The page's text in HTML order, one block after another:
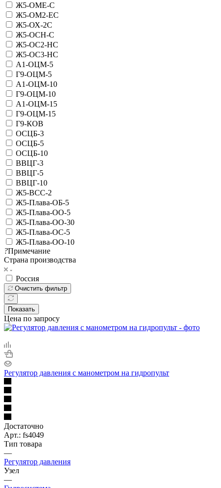
Ж5-ОМЕ-С
Ж5-ОМ2-ЕС
Ж5-ОХ-2С
Ж5-ОСН-С
Ж5-ОС2-НС
Ж5-ОС3-НС
А1-ОЦМ-5
Г9-ОЦМ-5
А1-ОЦМ-10
Г9-ОЦМ-10
А1-ОЦМ-15
Г9-ОЦМ-15
Г9-КОВ
ОСЦБ-3
ОСЦБ-5
ОСЦБ-10
ВВЦГ-3
ВВЦГ-5
ВВЦГ-10
Ж5-ВСС-2
Ж5-Плава-ОБ-5
Ж5-Плава-ОО-5
Ж5-Плава-ОО-30
Ж5-Плава-ОС-5
Ж5-Плава-ОО-10
?Примечание
Страна производства
Россия
Очистить фильтр
Показать
Цена по запросу
Регулятор давления с манометром на гидропульт
Достаточно
Арт.: fs4049
Тип товара
—
Регулятор давления
Узел
—